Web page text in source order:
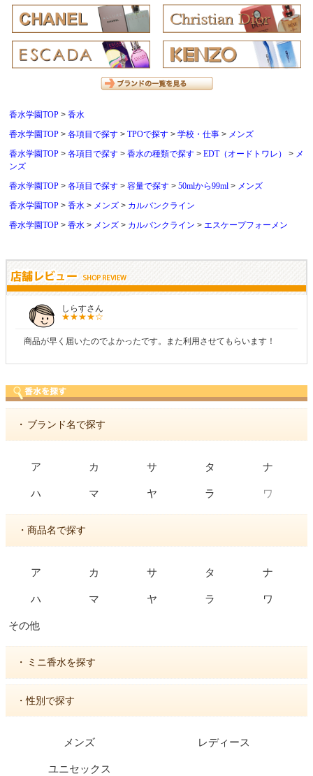
香水学園TOP
香水
香水学園TOP
各項目で探す TPOで探す 学校・仕事
メンズ
香水学園TOP
各項目で探す 香水の種類で探す EDT（オードトワレ）
メ
ンズ
香水学園TOP
各項目で探す 容量で探す 50mlから99ml
メンズ
香水学園TOP
香水 メンズ
カルバンクライン
香水学園TOP
香水 メンズ カルバンクライン エスケープフォーメン
しらすさん
商品が早く届いたのでよかったです。また利用させてもらいます！
・ ブランド名で探す
ア カ サ タ ナ
ハ マ ヤ ラ ワ
・商品名で探す
ア カ サ タ ナ
ハ マ ヤ ラ ワ
その他
・ ミニ香水を探す
・性別で探す
メンズ レディース
ユニセックス